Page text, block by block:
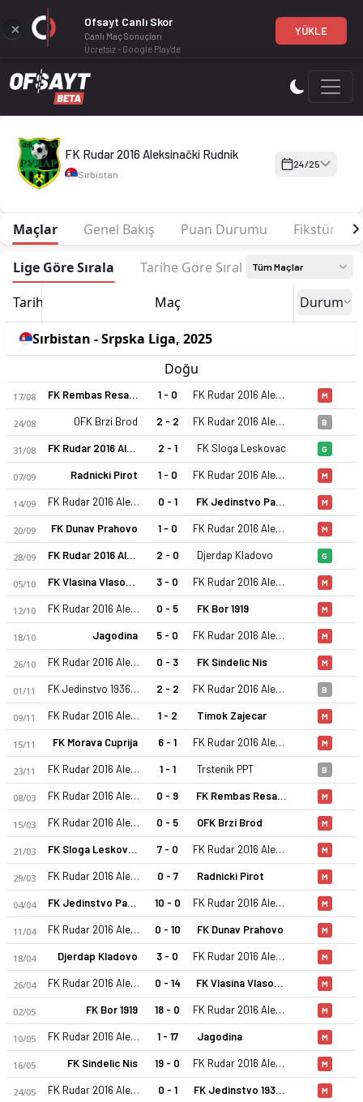
FK Rudar 2016 Aleksinački Rudnik 24-25 sezonu | Srpska
FK Rudar 2016 Aleksinački Rudnik 24-25 sezonu | Srpska
FK Rudar 2016 Aleksinački Rudnik
Sırbistan
24/25
Maçlar Genel Bakış Puan Durumu Fikstür
Lige Göre Sırala Tarihe Göre Sırala Tüm Maçlar
Tarih Maç Durum
Sırbistan - Srpska Liga, 2025
Doğu
17/08 FK Rembas Resavica 1 - 0 FK Rudar 2016 Aleksinački Rudnik M
24/08 OFK Brzi Brod 2 - 2 FK Rudar 2016 Aleksinački Rudnik B
31/08 FK Rudar 2016 Aleksinački Rudnik 2 - 1 FK Sloga Leskovac G
07/09 Radnicki Pirot 1 - 0 FK Rudar 2016 Aleksinački Rudnik M
14/09 FK Rudar 2016 Aleksinački Rudnik 0 - 1 FK Jedinstvo Paracin M
20/09 FK Dunav Prahovo 1 - 0 FK Rudar 2016 Aleksinački Rudnik M
28/09 FK Rudar 2016 Aleksinački Rudnik 2 - 0 Djerdap Kladovo G
05/10 FK Vlasina Vlasotince 3 - 0 FK Rudar 2016 Aleksinački Rudnik M
12/10 FK Rudar 2016 Aleksinački Rudnik 0 - 5 FK Bor 1919 M
18/10 Jagodina 5 - 0 FK Rudar 2016 Aleksinački Rudnik M
26/10 FK Rudar 2016 Aleksinački Rudnik 0 - 3 FK Sindelic Nis M
01/11 FK Jedinstvo 1936 Krusevac 2 - 2 FK Rudar 2016 Aleksinački Rudnik B
09/11 FK Rudar 2016 Aleksinački Rudnik 1 - 2 Timok Zajecar M
15/11 FK Morava Cuprija 6 - 1 FK Rudar 2016 Aleksinački Rudnik M
23/11 FK Rudar 2016 Aleksinački Rudnik 1 - 1 Trstenik PPT B
08/03 FK Rudar 2016 Aleksinački Rudnik 0 - 9 FK Rembas Resavica M
15/03 FK Rudar 2016 Aleksinački Rudnik 0 - 5 OFK Brzi Brod M
21/03 FK Sloga Leskovac 7 - 0 FK Rudar 2016 Aleksinački Rudnik M
29/03 FK Rudar 2016 Aleksinački Rudnik 0 - 7 Radnicki Pirot M
04/04 FK Jedinstvo Paracin 10 - 0 FK Rudar 2016 Aleksinački Rudnik M
11/04 FK Rudar 2016 Aleksinački Rudnik 0 - 10 FK Dunav Prahovo M
18/04 Djerdap Kladovo 3 - 0 FK Rudar 2016 Aleksinački Rudnik M
26/04 FK Rudar 2016 Aleksinački Rudnik 0 - 14 FK Vlasina Vlasotince M
02/05 FK Bor 1919 18 - 0 FK Rudar 2016 Aleksinački Rudnik M
10/05 FK Rudar 2016 Aleksinački Rudnik 1 - 17 Jagodina M
16/05 FK Sindelic Nis 19 - 0 FK Rudar 2016 Aleksinački Rudnik M
24/05 FK Rudar 2016 Aleksinački Rudnik 0 - 1 FK Jedinstvo 1936 Krusevac M
Ofsayt Canlı Skor
Canlı Maç Sonuçları
Ücretsiz - Google Play'de
YÜKLE